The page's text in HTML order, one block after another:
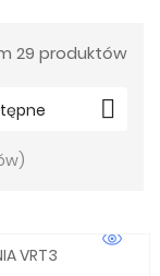
29 produktów

VRT3